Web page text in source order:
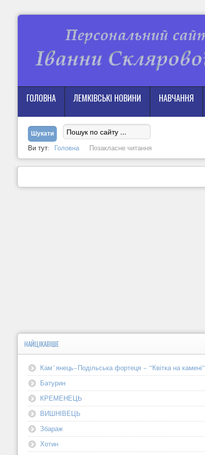
ГОЛОВНА ЛЕМКІВСЬКІ НОВИНИ НАВЧАННЯ
Ви тут: Головна Позакласне читання
НАЙЦІКАВІШЕ
Кам`янець-Подільська фортеця - "Квітка на камені"
Батурин
КРЕМЕНЕЦЬ
ВИШНІВЕЦЬ
Збараж
Хотин